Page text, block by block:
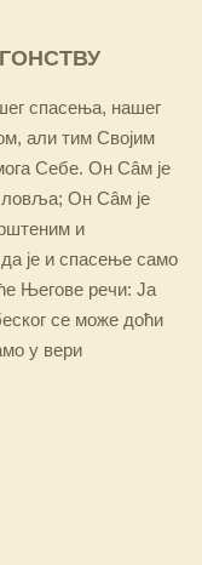
спасења, нашег
али тим Својим
Себе. Он Сâм је
Он Сâм је
и
је и спасење само
Његове речи: Ја
се може доћи
у вери